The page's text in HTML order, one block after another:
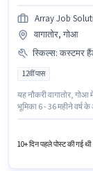
Array Job
वागातोर, गोआ
स्किल्स: कस्टमर
12वीं पास
यह नौकरी वागातोर,
भूमिका 6 - 36 महीने वर्ष
हायर कर रहा है। इस
10+ दिन पहले पोस्ट की गई थी